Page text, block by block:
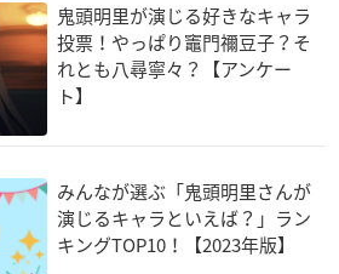
うこそ実力至上主
義の教室へ
堀北鈴音
タイムボカン24
カレン
鬼頭明里が演じる好きなキャラ
投票！やっぱり竈門禰󠄀豆子？そ
れとも八尋寧々？【アンケー
ト】
みんなが選ぶ「鬼頭明里さんが
演じるキャラといえば？」ラン
キングTOP10！【2023年版】